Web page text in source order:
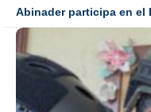
Abinader participa en el